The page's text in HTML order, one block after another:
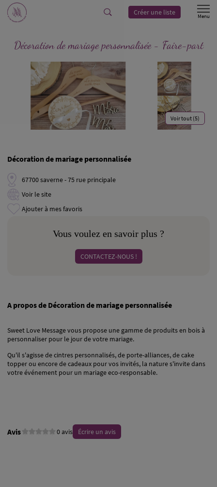
Créer une liste
Décoration de mariage personnalisée - Faire-part
Voir tout (5)
Décoration de mariage personnalisée
67700 saverne - 75 rue principale
Voir le site
Ajouter à mes favoris
Vous voulez en savoir plus ?
CONTACTEZ-NOUS !
A propos de Décoration de mariage personnalisée
Sweet Love Messagevous propose une gamme de produits en bois à
personnaliser pour le jour de votre mariage.
Qu'il s'agisse de cintres personnalisés, de porte-alliances, de cake
topper ou encore de cadeaux pour vos invités, la nature s'invite dans
votre événement pour un mariage eco-responsable.
Avis 0 avis Écrire un avis